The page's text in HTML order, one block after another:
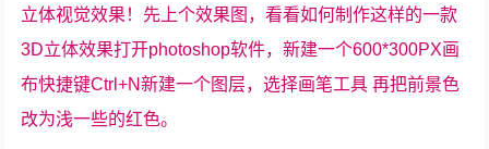
立体视觉效果！先上个效果图，看看如何制作这样的一款
3D立体效果打开photoshop软件，新建一个600*300PX画
布快捷键Ctrl+N新建一个图层，选择画笔工具 再把前景色
改为浅一些的红色。